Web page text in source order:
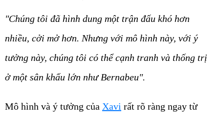
"Chúng tôi đã hình dung một trận đấu khó hơn
nhiều, cởi mở hơn. Nhưng với mô hình này, với ý
tưởng này, chúng tôi có thể cạnh tranh và thống trị
ở một sân khấu lớn như Bernabeu".
Mô hình và ý tưởng của Xavi rất rõ ràng ngay từ